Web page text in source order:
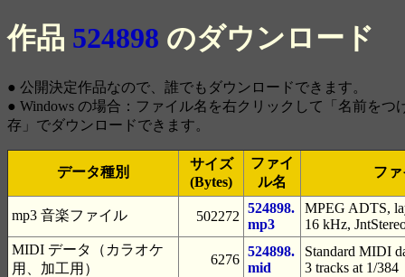
作品 524898 のダウンロード
● 公開決定作品なので、誰でもダウンロードできます。
● Windows の場合：ファイル名を右クリックして「名前をつ
存」でダウンロードできます。
データ種別
サイズ
(Bytes)
ファイ
ル名
フ
mp3 音楽ファイル 502272
524898.
mp3
MPEG ADTS,
16 kHz,
MIDI データ（カラオケ
用、加工用）
6276
524898.
mid
Standard MIDI
3 tracks at 1/384